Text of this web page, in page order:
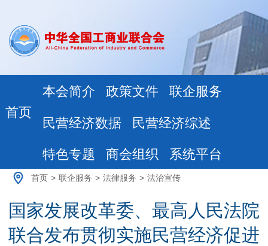
首页
本会简介 政策文件 联企服务
民营经济数据 民营经济综述
特色专题 商会组织 系统平台
首页 > 联企服务 > 法律服务 > 法治宣传
国家发展改革委、最高人民法院
联合发布贯彻实施民营经济促进